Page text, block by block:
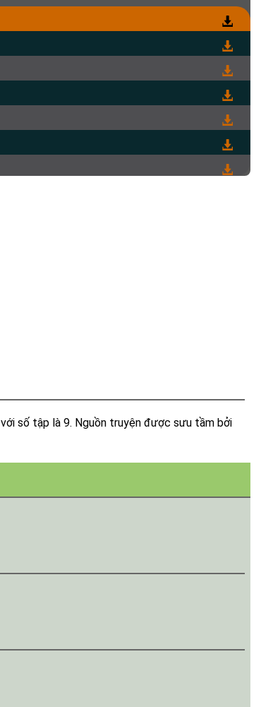
với số tập là 9. Nguồn truyện được sưu tầm bởi